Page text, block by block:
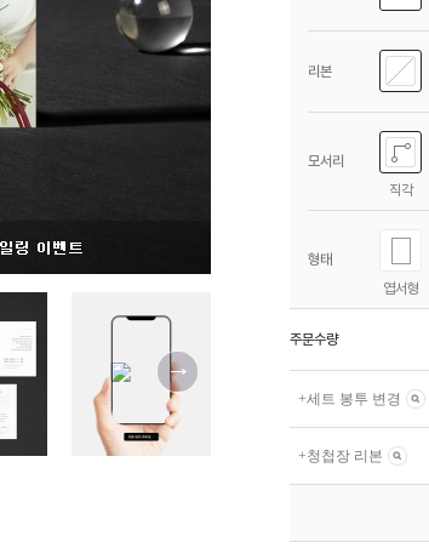
리본
모서리
직각
형태
엽서형
주문수량
+세트 봉투 변경
+청첩장 리본